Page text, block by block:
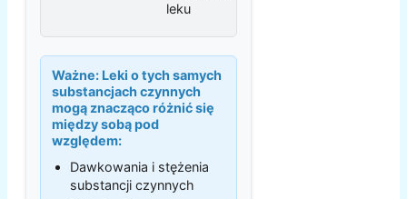
leku
Ważne: Leki o tych samych
substancjach czynnych
mogą znacząco różnić się
między sobą pod
względem:
Dawkowania i stężenia
substancji czynnych